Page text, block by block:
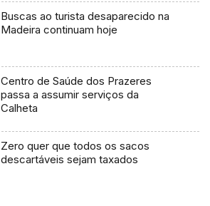
Buscas ao turista desaparecido na
Madeira continuam hoje
Centro de Saúde dos Prazeres
passa a assumir serviços da
Calheta
Zero quer que todos os sacos
descartáveis sejam taxados